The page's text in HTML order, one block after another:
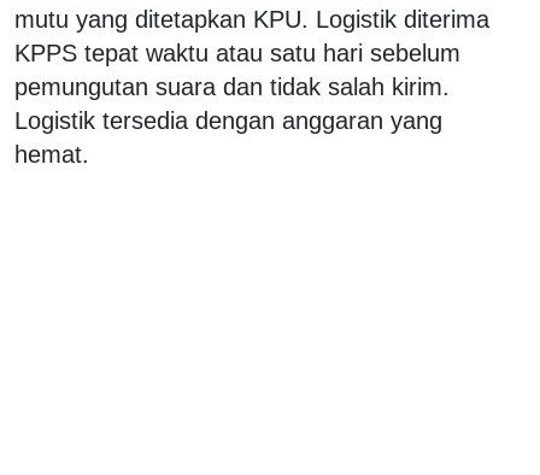
mutu yang ditetapkan KPU. Logistik diterima
KPPS tepat waktu atau satu hari sebelum
pemungutan suara dan tidak salah kirim.
Logistik tersedia dengan anggaran yang
hemat.